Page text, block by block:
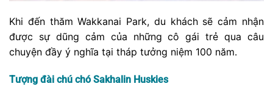
Khi đến thăm Wakkanai Park, du khách sẽ cảm nhận
được sự dũng cảm của những cô gái trẻ qua câu
chuyện đầy ý nghĩa tại tháp tưởng niệm 100 năm.
Tượng đài chú chó Sakhalin Huskies